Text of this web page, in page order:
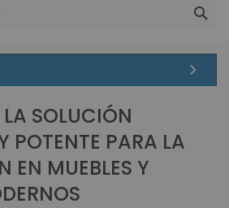
SOLUCIÓN
POTENTE PARA LA
EN MUEBLES Y